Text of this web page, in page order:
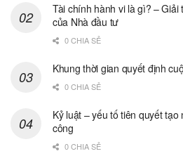
Tài chính hành vi là gì? –
của Nhà đầu tư
0 CHIA SẺ
Khung thời gian quyết định
0 CHIA SẺ
Kỷ luật – yếu tố tiên quyết
công
0 CHIA SẺ